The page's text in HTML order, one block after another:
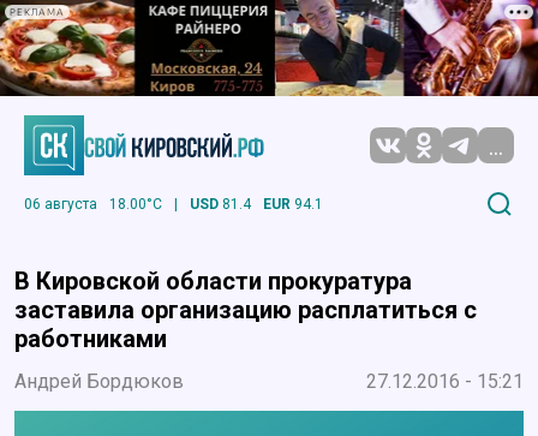
РЕКЛАМА
...
06 августа 18.00°C | USD 81.4 EUR 94.1
В Кировской области прокуратура
заставила организацию расплатиться с
работниками
Андрей Бордюков 27.12.2016 - 15:21